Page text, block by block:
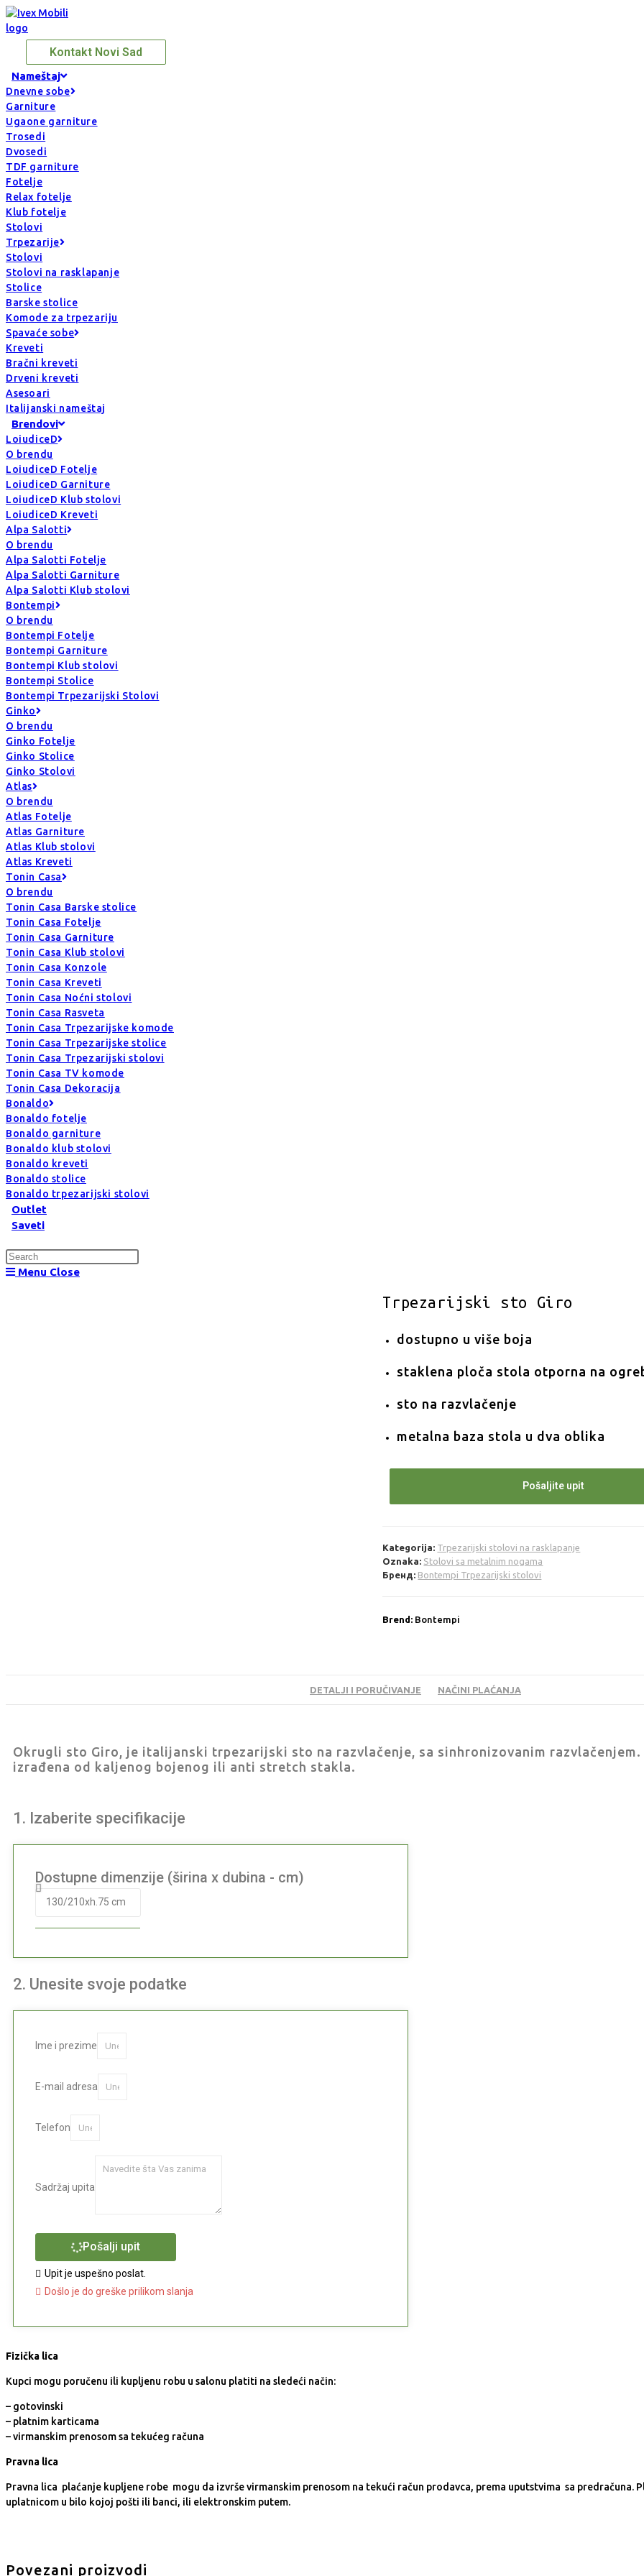
Kontakt Novi Sad
Nameštaj
Dnevne sobe
Garniture
Ugaone garniture
Trosedi
Dvosedi
TDF garniture
Fotelje
Relax fotelje
Klub fotelje
Stolovi
Trpezarije
Stolovi
Stolovi na rasklapanje
Stolice
Barske stolice
Komode za trpezariju
Spavaće sobe
Kreveti
Bračni kreveti
Drveni kreveti
Asesoari
Italijanski nameštaj
Brendovi
LoiudiceD
O brendu
LoiudiceD Fotelje
LoiudiceD Garniture
LoiudiceD Klub stolovi
LoiudiceD Kreveti
Alpa Salotti
O brendu
Alpa Salotti Fotelje
Alpa Salotti Garniture
Alpa Salotti Klub stolovi
Bontempi
O brendu
Bontempi Fotelje
Bontempi Garniture
Bontempi Klub stolovi
Bontempi Stolice
Bontempi Trpezarijski Stolovi
Ginko
O brendu
Ginko Fotelje
Ginko Stolice
Ginko Stolovi
Atlas
O brendu
Atlas Fotelje
Atlas Garniture
Atlas Klub stolovi
Atlas Kreveti
Tonin Casa
O brendu
Tonin Casa Barske stolice
Tonin Casa Fotelje
Tonin Casa Garniture
Tonin Casa Klub stolovi
Tonin Casa Konzole
Tonin Casa Kreveti
Tonin Casa Noćni stolovi
Tonin Casa Rasveta
Tonin Casa Trpezarijske komode
Tonin Casa Trpezarijske stolice
Tonin Casa Trpezarijski stolovi
Tonin Casa TV komode
Tonin Casa Dekoracija
Bonaldo
Bonaldo fotelje
Bonaldo garniture
Bonaldo klub stolovi
Bonaldo kreveti
Bonaldo stolice
Bonaldo trpezarijski stolovi
Outlet
Saveti
Menu Close
Trpezarijski sto Giro
dostupno u više boja
staklena ploča stola otporna na
sto na razvlačenje
metalna baza stola u dva oblika
Pošaljite upit
Kategorija: Trpezarijski stolovi na rasklapanje
Oznaka: Stolovi sa metalnim nogama
Бренд: Bontempi Trpezarijski stolovi
Brend: Bontempi
DETALJI I PORUČIVANJE NAČINI PLAĆANJA
Okrugli sto Giro, je italijanski trpezarijski sto na razvlačenje, sa sinhronizovanim razvlačenjem.
izrađena od kaljenog bojenog ili anti stretch stakla.
1. Izaberite specifikacije
Dostupne dimenzije (širina x dubina - cm)
2. Unesite svoje podatke
Ime i prezime
E-mail adresa
Telefon
Sadržaj upita
Pošalji upit
Upit je uspešno poslat.
Došlo je do greške prilikom slanja
Fizička lica
Kupci mogu poručenu ili kupljenu robu u salonu platiti na sledeći način:
– gotovinski
– platnim karticama
– virmanskim prenosom sa tekućeg računa
Pravna lica
Pravna lica plaćanje kupljene robe mogu da izvrše virmanskim prenosom na tekući račun prodavca, prema uputstvima sa predračuna.
uplatnicom u bilo kojoj pošti ili banci, ili elektronskim putem.
Povezani proizvodi